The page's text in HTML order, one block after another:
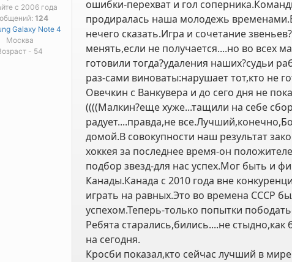
с 2006 года
124
Galaxy Note 4
Москва
- 54
ошибки-перехват и гол
продиралась наша молодежь
нечего сказать.Игра и сочетание
менять,если не получается....но во всех
готовили тогда?удаления наших?судьи
раз-сами виноваты:нарушает тот,кто не
Овечкин с Ванкувера и до сего дня не
((((Малкин?еще хуже...тащили на себе
радует....правда,не
домой.В совокупности наш результат
хоккея за последнее время-он
подбор звезд-для нас успех.Мог быть и
Канады.Канада с 2010 года вне
играть на равных.Это во времена СССР
успехом.Теперь-только попытки
Ребята старались,бились....не
на сегодня.
Кросби показал,кто сейчас лучший в